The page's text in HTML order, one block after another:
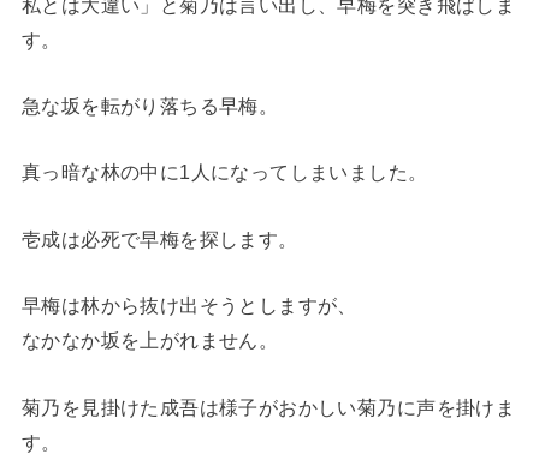
私とは大違い」と菊乃は言い出し、早梅を突き飛ばしま
す。
急な坂を転がり落ちる早梅。
真っ暗な林の中に1人になってしまいました。
壱成は必死で早梅を探します。
早梅は林から抜け出そうとしますが、
なかなか坂を上がれません。
菊乃を見掛けた成吾は様子がおかしい菊乃に声を掛けま
す。